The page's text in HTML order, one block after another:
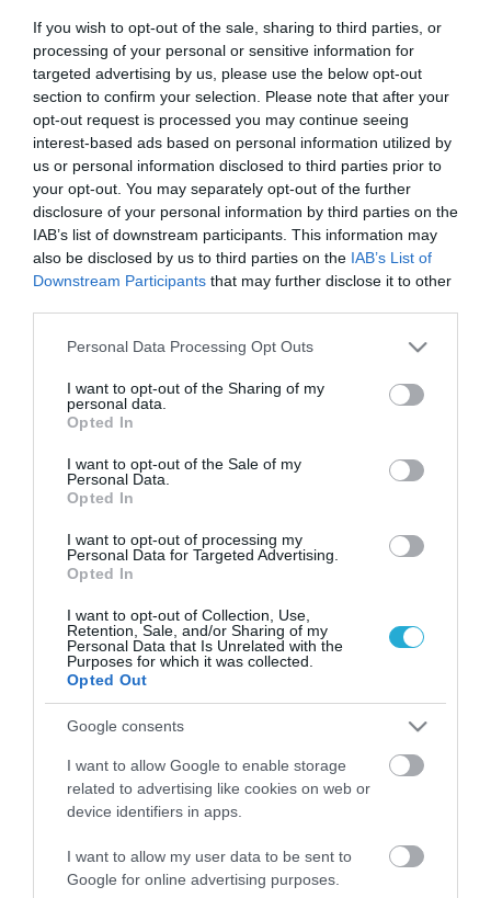
If you wish to opt-out of the sale, sharing to third parties, or
processing of your personal or sensitive information for
targeted advertising by us, please use the below opt-out
section to confirm your selection. Please note that after your
opt-out request is processed you may continue seeing
interest-based ads based on personal information utilized by
us or personal information disclosed to third parties prior to
your opt-out. You may separately opt-out of the further
disclosure of your personal information by third parties on the
IAB’s list of downstream participants. This information may
also be disclosed by us to third parties on the IAB’s List of
Downstream Participants that may further disclose it to other
Please note that this website/app uses one or more Google
not limited to your visit or usage behaviour. You may click to
grant or deny consent to Google and its third-party tags to
use your data for below specified purposes in below Google
consent section.
Personal Data Processing Opt Outs
I want to opt-out of the Sharing of my
personal data.
Opted In
I want to opt-out of the Sale of my
Personal Data.
Opted In
I want to opt-out of processing my
Personal Data for Targeted Advertising.
Opted In
I want to opt-out of Collection, Use,
Retention, Sale, and/or Sharing of my
Personal Data that Is Unrelated with the
Purposes for which it was collected.
Opted Out
Google consents
I want to allow Google to enable storage
related to advertising like cookies on web or
device identifiers in apps.
I want to allow my user data to be sent to
Google for online advertising purposes.
η οποία ακμάζει, ακολουθώντας την τάση
όλο και περισσότερων ανθρώπων να
στρέφονται στα φυτικά, προϊόντα.
Σύμφωνα με τον σύμβουλο ΟΕΥ Α’, Διονύση
Πρωτοπαπά, για την προώθηση
vegan προϊόντων που έχουν αντιπρόσωπο/
εισαγωγέα στον Καναδά, μπορεί να
ενδείκνυται η χρήση των μέσων κοινωνικής
δικτύωσης για την προώθησή τους στους
καταναλωτές, εφόσον βεβαίως αυτό
δικαιολογείται από τον όγκο πωλήσεων.
Μελέτη του Γραφείου Οικονομικών &
Εμπορικών Υποθέσεων στο Τορόντο
κατέδειξε ότι το 2022, οι λιανικές πωλήσεις
υποκατάστατων κρέατος φυτικής
προέλευσης στον Καναδά εκτιμάται ότι θα
ανέλθουν σε €199,9 εκατ. ($227 εκατ.), από
€140 εκατ. ($159 εκατ.) το 2018,
καταγράφοντας αύξηση περίπου 40% την
ίδια στιγμή που περίπου το 70% των νεαρών
Καναδών πιστεύει ότι το vegan κρέας είναι η
νέα πραγματικότητα και το 58% δηλώνει ότι
το έχει ήδη δοκιμάσει.